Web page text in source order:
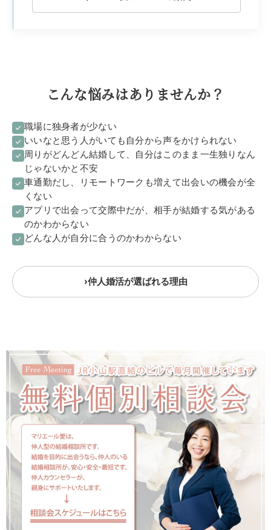
こんな悩みはありませんか？
職場に独身者が少ない
いいなと思う人がいても自分から声をかけられない
周りがどんどん結婚して、自分はこのまま一生独りなん
じゃないかと不安
車通勤だし、リモートワークも増えて出会いの機会が全
くない
アプリで出会って交際中だが、相手が結婚する気がある
のかわからない
どんな人が自分に合うのかわからない
›仲人婚活が選ばれる理由